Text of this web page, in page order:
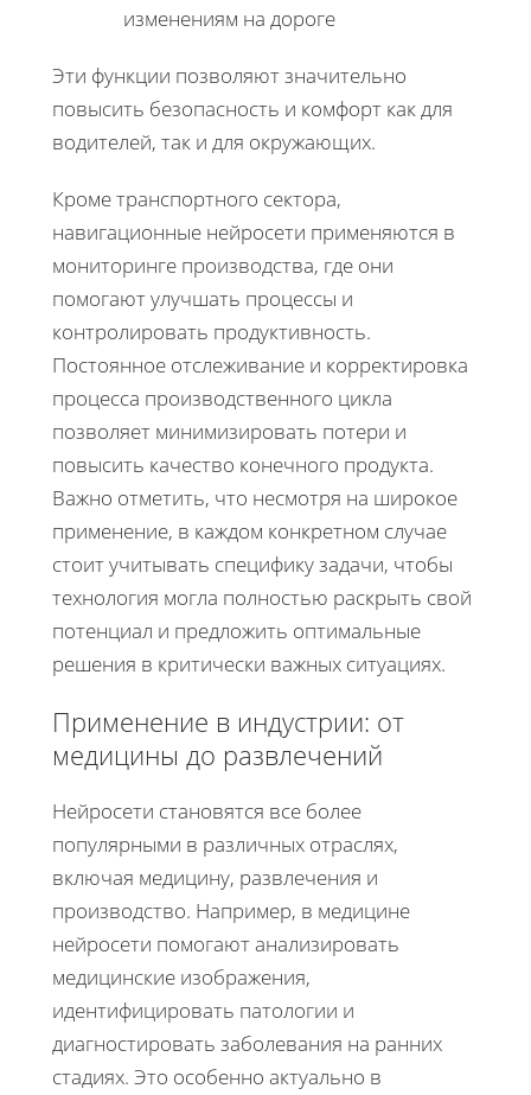
изменениям на дороге
Эти функции позволяют значительно
повысить безопасность и комфорт как для
водителей, так и для окружающих.
Кроме транспортного сектора,
навигационные нейросети применяются в
мониторинге производства, где они
помогают улучшать процессы и
контролировать продуктивность.
Постоянное отслеживание и корректировка
процесса производственного цикла
позволяет минимизировать потери и
повысить качество конечного продукта.
Важно отметить, что несмотря на широкое
применение, в каждом конкретном случае
стоит учитывать специфику задачи, чтобы
технология могла полностью раскрыть свой
потенциал и предложить оптимальные
решения в критически важных ситуациях.
Применение в индустрии: от
медицины до развлечений
Нейросети становятся все более
популярными в различных отраслях,
включая медицину, развлечения и
производство. Например, в медицине
нейросети помогают анализировать
медицинские изображения,
идентифицировать патологии и
диагностировать заболевания на ранних
стадиях. Это особенно актуально в